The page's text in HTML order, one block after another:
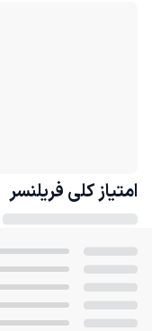
امتیاز کلی فریلنسر